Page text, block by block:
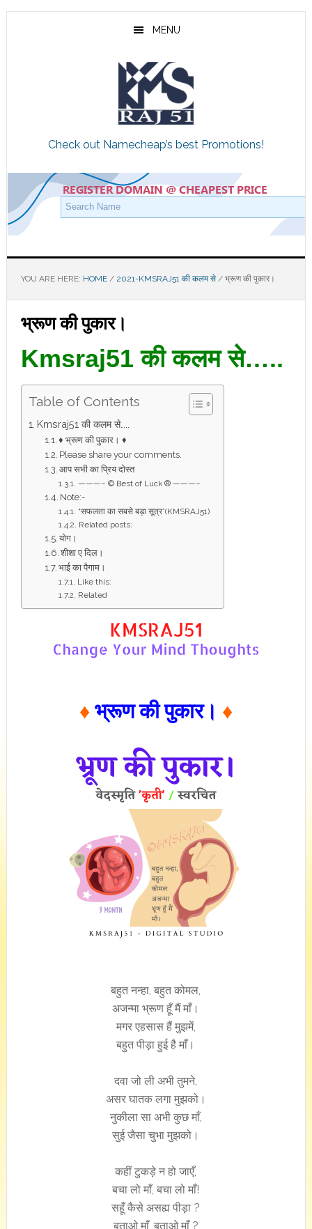
Skip
Skip
Skip
MENU
Check out Namecheap’s best Promotions!
YOU ARE HERE: HOME / 2021-KMSRAJ51 की कलम से /भ्रूण की पुकार।
भ्रूण की पुकार।
Kmsraj51 की कलम से…..
Table of Contents
Kmsraj51 की कलम से…..
♦ भ्रूण की पुकार। ♦
Please share your comments.
आप सभी का प्रिय दोस्त
———– © Best of Luck ® ———–
Note:-
“सफलता का सबसे बड़ा सूत्र”(KMSRAJ51)
Related posts:
योग।
शीशा ए दिल।
भाई का पैगाम।
Like this:
Related
♦ भ्रूण की पुकार। ♦
बहुत नन्हा, बहुत कोमल,
अजन्मा भ्रूण हूँ मैं माँ।
मगर एहसास हैं मुझमें,
बहुत पीड़ा हुई है माँ।
दवा जो ली अभी तुमने,
असर घातक लगा मुझको।
नुकीला सा अभी कुछ माँ,
सुई जैसा चुभा मुझको।
कहीं टुकड़े न हो जाएँ,
बचा लो माँ, बचा लो माँ!
सहूँ कैसे असह्य पीड़ा ?
बताओ माँ, बताओ माँ ?